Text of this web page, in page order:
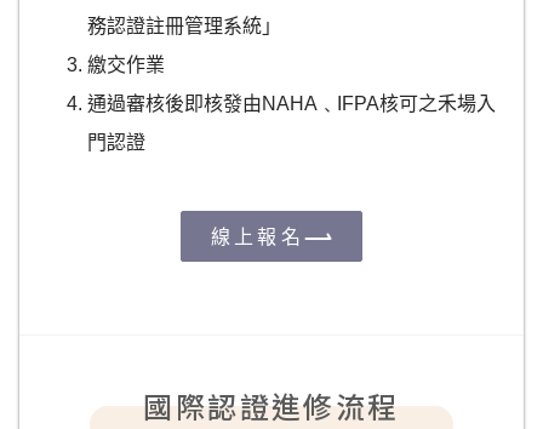
務認證註冊管理系統」
繳交作業
通過審核後即核發由NAHA﹑IFPA核可之禾場入
門認證
線上報名
國際認證進修流程